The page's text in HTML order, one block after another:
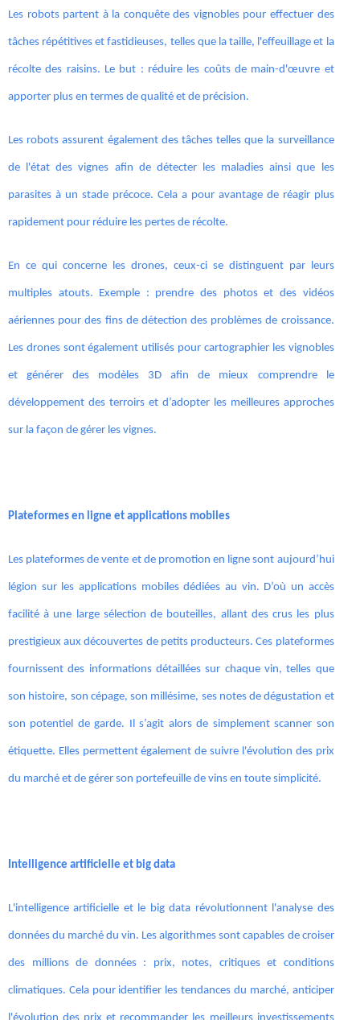
Les robots partent à la conquête des vignobles pour effectuer des
tâches répétitives et fastidieuses, telles que la taille, l'effeuillage et la
récolte des raisins. Le but : réduire les coûts de main-d'œuvre et
apporter plus en termes de qualité et de précision.
Les robots assurent également des tâches telles que la surveillance
de l'état des vignes afin de détecter les maladies ainsi que les
parasites à un stade précoce. Cela a pour avantage de réagir plus
rapidement pour réduire les pertes de récolte.
En ce qui concerne les drones, ceux-ci se distinguent par leurs
multiples atouts. Exemple : prendre des photos et des vidéos
aériennes pour des fins de détection des problèmes de croissance.
Les drones sont également utilisés pour cartographier les vignobles
et générer des modèles 3D afin de mieux comprendre le
développement des terroirs et d’adopter les meilleures approches
sur la façon de gérer les vignes.
Plateformes en ligne et applications mobiles
Les plateformes de vente et de promotion en ligne sont aujourd’hui
légion sur les applications mobiles dédiées au vin. D’où un accès
facilité à une large sélection de bouteilles, allant des crus les plus
prestigieux aux découvertes de petits producteurs. Ces plateformes
fournissent des informations détaillées sur chaque vin, telles que
son histoire, son cépage, son millésime, ses notes de dégustation et
son potentiel de garde. Il s’agit alors de simplement scanner son
étiquette. Elles permettent également de suivre l'évolution des prix
du marché et de gérer son portefeuille de vins en toute simplicité.
Intelligence artificielle et big data
L'intelligence artificielle et le big data révolutionnent l'analyse des
données du marché du vin. Les algorithmes sont capables de croiser
des millions de données : prix, notes, critiques et conditions
climatiques. Cela pour identifier les tendances du marché, anticiper